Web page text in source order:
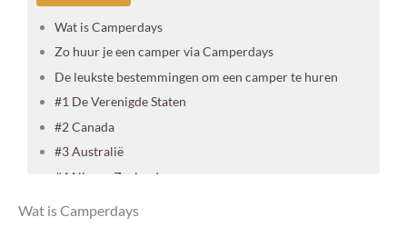
Wat is Camperdays
Zo huur je een camper via Camperdays
De leukste bestemmingen om een camper te huren
#1 De Verenigde Staten
#2 Canada
#3 Australië
#4 Nieuw-Zeeland
Wat is Camperdays